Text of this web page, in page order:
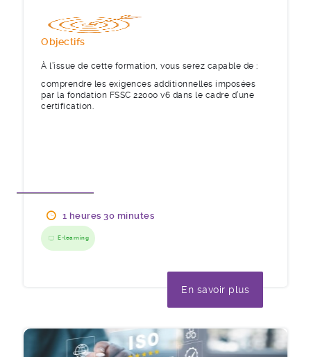
Objectifs
À l’issue de cette formation, vous serez capable de :
comprendre les exigences additionnelles imposées
par la fondation FSSC 22000 v6 dans le cadre d’une
certification.
1 heures 30 minutes
E-learning
En savoir plus